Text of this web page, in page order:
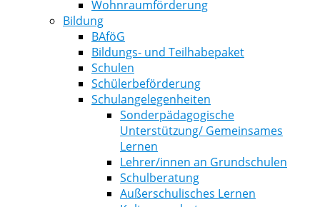
Wohnraumförderung
Bildung
BAföG
Bildungs- und Teilhabepaket
Schulen
Schülerbeförderung
Schulangelegenheiten
Sonderpädagogische
Unterstützung/ Gemeinsames
Lernen
Lehrer/innen an Grundschulen
Schulberatung
Außerschulisches Lernen